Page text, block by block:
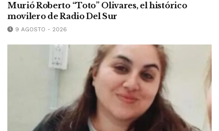
Murió Roberto “Toto” Olivares, el histórico
movilero de Radio Del Sur
9 AGOSTO - 2026